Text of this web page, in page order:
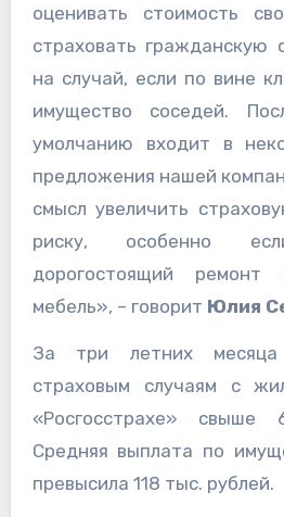
оценивать стоимость
страховать гражданскую
на случай, если по вине
имущество соседей.
умолчанию входит в
предложения нашей
смысл увеличить
риску, особенно
дорогостоящий ремонт
мебель», – говорит Юлия
За три летних
страховым случаям с
«Росгосстрахе»
Средняя выплата по
превысила 118 тыс. рублей.